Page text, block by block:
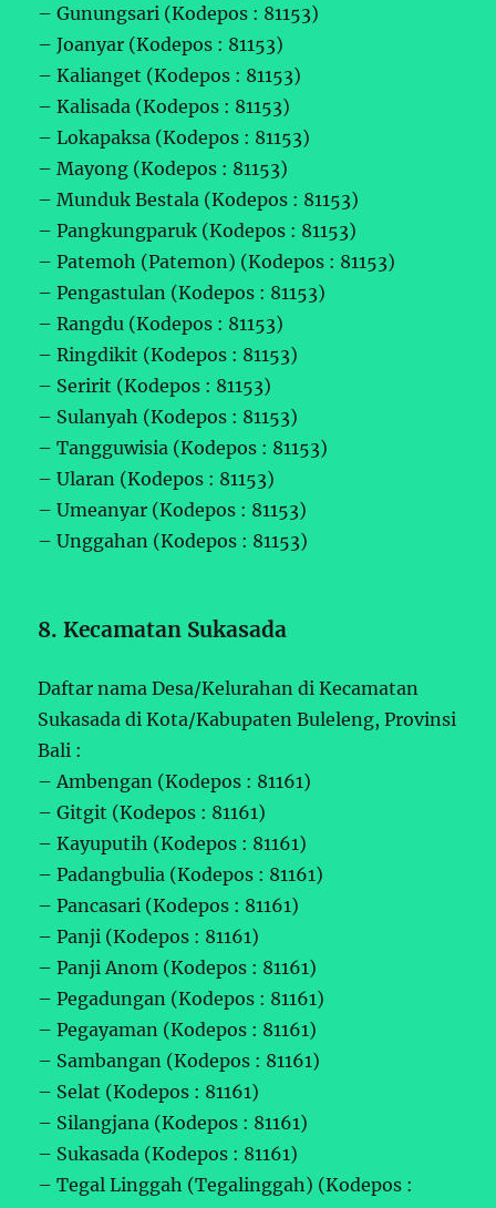
– Gunungsari (Kodepos : 81153)
– Joanyar (Kodepos : 81153)
– Kalianget (Kodepos : 81153)
– Kalisada (Kodepos : 81153)
– Lokapaksa (Kodepos : 81153)
– Mayong (Kodepos : 81153)
– Munduk Bestala (Kodepos : 81153)
– Pangkungparuk (Kodepos : 81153)
– Patemoh (Patemon) (Kodepos : 81153)
– Pengastulan (Kodepos : 81153)
– Rangdu (Kodepos : 81153)
– Ringdikit (Kodepos : 81153)
– Seririt (Kodepos : 81153)
– Sulanyah (Kodepos : 81153)
– Tangguwisia (Kodepos : 81153)
– Ularan (Kodepos : 81153)
– Umeanyar (Kodepos : 81153)
– Unggahan (Kodepos : 81153)
8. Kecamatan Sukasada
Daftar nama Desa/Kelurahan di Kecamatan
Sukasada di Kota/Kabupaten Buleleng, Provinsi
Bali :
– Ambengan (Kodepos : 81161)
– Gitgit (Kodepos : 81161)
– Kayuputih (Kodepos : 81161)
– Padangbulia (Kodepos : 81161)
– Pancasari (Kodepos : 81161)
– Panji (Kodepos : 81161)
– Panji Anom (Kodepos : 81161)
– Pegadungan (Kodepos : 81161)
– Pegayaman (Kodepos : 81161)
– Sambangan (Kodepos : 81161)
– Selat (Kodepos : 81161)
– Silangjana (Kodepos : 81161)
– Sukasada (Kodepos : 81161)
– Tegal Linggah (Tegalinggah) (Kodepos :